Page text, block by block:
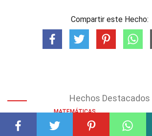
Compartir este Hecho:
Hechos Destacados
MATEMÁTICAS
31 Hechos Sobre Números